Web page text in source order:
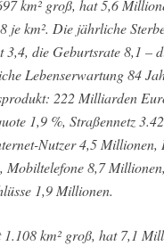
km² groß, hat 5,6
je km². Die jährliche
3,4, die Geburtsrate 8,1 –
Lebenserwartung 84
222 Milliarden
1,9 %, Straßennetz
Nutzer 4,5 Millionen,
Mobiltelefone 8,7 Millionen,
1,9 Millionen.
km² groß, hat 7,1